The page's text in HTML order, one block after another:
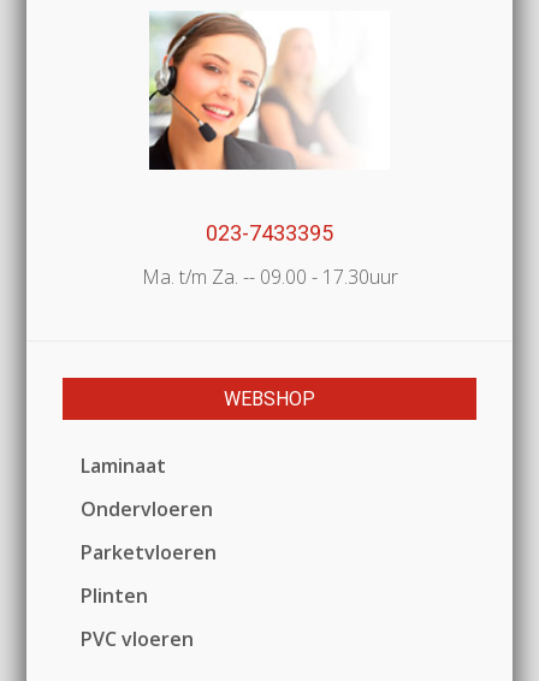
023-7433395
Ma. t/m Za. -- 09.00 - 17.30uur
WEBSHOP
Laminaat
Ondervloeren
Parketvloeren
Plinten
PVC vloeren